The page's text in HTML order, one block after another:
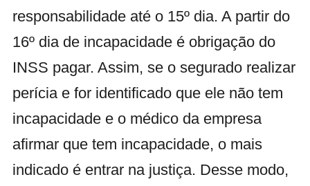
responsabilidade até o 15º dia. A partir do
16º dia de incapacidade é obrigação do
INSS pagar. Assim, se o segurado realizar
perícia e for identificado que ele não tem
incapacidade e o médico da empresa
afirmar que tem incapacidade, o mais
indicado é entrar na justiça. Desse modo,